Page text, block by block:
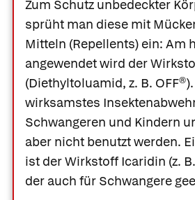
Zum Schutz unbedeckter
sprüht man diese mit
Mitteln (Repellents) ein: Am
angewendet wird der
(Diethyltoluamid, z. B. OFF®
wirksamstes
Schwangeren und Kindern
aber nicht benutzt werden.
ist der Wirkstoff Icaridin (z.
der auch für Schwangere